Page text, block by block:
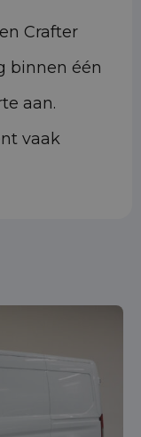
Crafter
binnen één
aan.
vaak